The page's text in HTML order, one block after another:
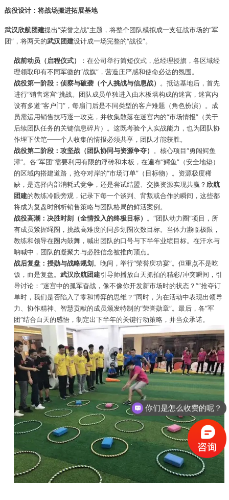
战役设计：将战场搬进拓展基地
武汉欣航团建提出“荣誉之战”主题，将整个团队模拟成一支征战市场的“军
团”，将两天的武汉团建设计成一场完整的“战役”。
战前动员（启程仪式）
：在公司举行简短仪式，总经理授旗，各区域经
理领取印有不同军徽的“战旗”，营造庄严感和使命必达的氛围。
战役第一阶段：侦察与破袭（个人挑战与信息战） 。抵达基地后，首先
进行“销售迷宫”挑战。团队成员单独进入由木板墙构成的迷宫，迷宫内
设有多道“客户门”，每扇门后是不同类型的客户难题（角色扮演）。成
员需运用销售技巧逐一攻克，并收集散落在迷宫内的“市场情报”（关于
后续团队任务的关键信息碎片）。这既考验个人实战能力，也为团队协
作埋下伏笔——个人收集的情报必须共享，团队才能获胜。
战役第二阶段：攻坚战（团队协同与资源争夺） 。核心项目“勇闯鳄鱼
潭”。各“军团”需要利用有限的浮砖和木板，在遍布“鳄鱼”（安全地垫）
的区域内搭建道路，抢夺对岸的“市场订单”（目标物）。资源极度稀
缺，是选择内部消耗式竞争，还是尝试结盟、交换资源实现共赢？欣航
团建的教练冷眼旁观，记录下每一个谈判、背叛或合作的瞬间，这些都
将成为复盘时剖析销售策略与团队格局的鲜活案例。
战役高潮：决胜时刻（全情投入的终极目标） 。“团队动力圈”项目，所
有成员紧握绳圈，挑战高难度的同步划圈次数目标。当体力濒临极限，
教练和领导在圈内鼓舞，喊出团队的口号与下半年业绩目标。在汗水与
呐喊中，团队的凝聚力与必胜信念被推向顶点。
战后复盘：授勋与战略规划。晚间，举行“荣誉庆功宴”。但重点不是吃
饭，而是复盘。 武汉欣航团建引导师播放白天抓拍的精彩/冲突瞬间，引
导讨论：“迷宫中的孤军奋战，像不像你开发新市场时的状态？”“抢夺订
单时，我们是否陷入了零和博弈的思维？”同时，为在活动中表现出领导
力、协作精神、智慧贡献的成员颁发特制的“荣誉勋章”。最后，各“军
团”结合白天的感悟，制定出下半年的关键行动策略，并当众承诺。
你们是怎么收费的呢？